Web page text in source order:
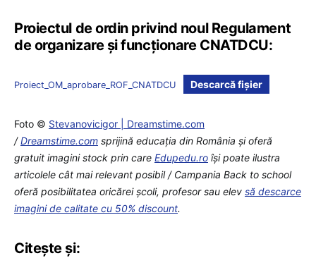
Proiectul de ordin privind noul Regulament
de organizare și funcționare CNATDCU:
Proiect_OM_aprobare_ROF_CNATDCU Descarcă fișier
Foto © Stevanovicigor | Dreamstime.com
/Dreamstime.com sprijină educaţia din România şi oferă
gratuit imagini stock prin care Edupedu.ro îşi poate ilustra
articolele cât mai relevant posibil / Campania Back to school
oferă posibilitatea oricărei școli, profesor sau elev să descarce
imagini de calitate cu 50% discount.
Citește și: